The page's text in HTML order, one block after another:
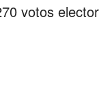
votos